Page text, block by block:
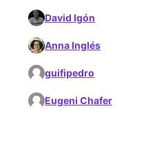
David Igón
Anna Inglés
guifipedro
Eugeni Chafer